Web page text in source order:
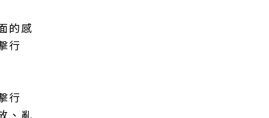
的感
行
行
、亂